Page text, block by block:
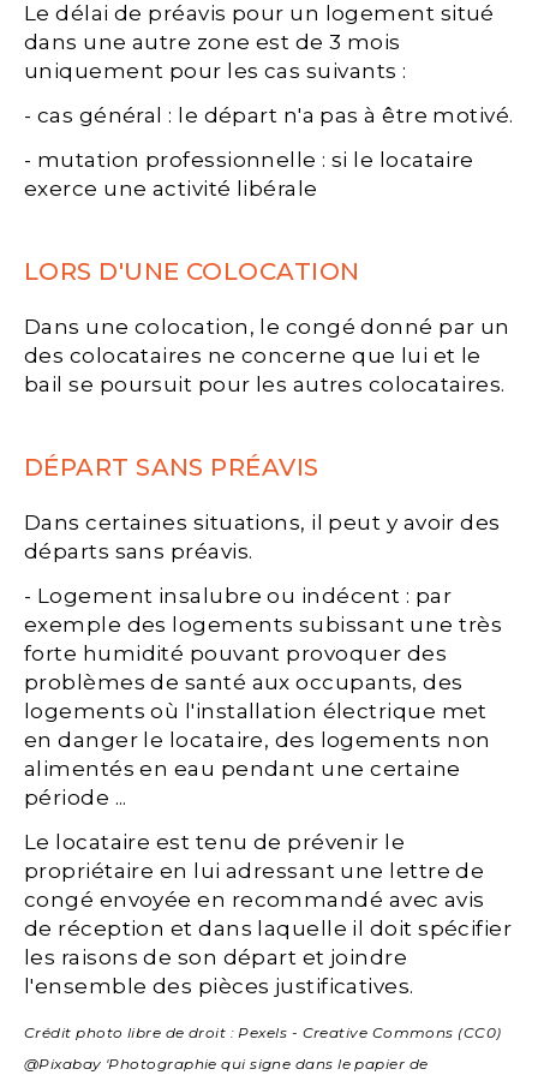
Le délai de préavis pour un logement situé
dans une autre zone est de 3 mois
uniquement pour les cas suivants :
- cas général : le départ n'a pas à être motivé.
- mutation professionnelle : si le locataire
exerce une activité libérale
LORS D'UNE COLOCATION
Dans une colocation, le congé donné par un
des colocataires ne concerne que lui et le
bail se poursuit pour les autres colocataires.
DÉPART SANS PRÉAVIS
Dans certaines situations, il peut y avoir des
départs sans préavis.
- Logement insalubre ou indécent : par
exemple des logements subissant une très
forte humidité pouvant provoquer des
problèmes de santé aux occupants, des
logements où l'installation électrique met
en danger le locataire, des logements non
alimentés en eau pendant une certaine
période ...
Le locataire est tenu de prévenir le
propriétaire en lui adressant une lettre de
congé envoyée en recommandé avec avis
de réception et dans laquelle il doit spécifier
les raisons de son départ et joindre
l'ensemble des pièces justificatives.
Crédit photo libre de droit : Pexels - Creative Commons (CC0)
@Pixabay 'Photographie qui signe dans le papier de